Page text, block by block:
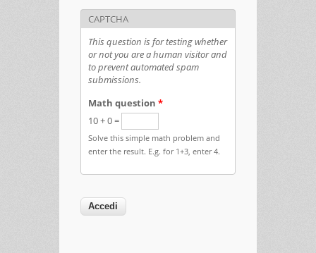
CAPTCHA
This question is for testing whether
or not you are a human visitor and
to prevent automated spam
submissions.
Math question *
10 + 0 =
Solve this simple math problem and
enter the result. E.g. for 1+3, enter 4.